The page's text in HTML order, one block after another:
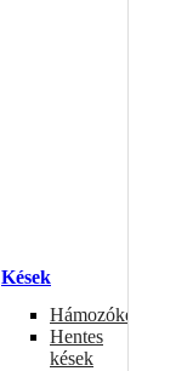
Kések
Hámozókések
Hentes
kések